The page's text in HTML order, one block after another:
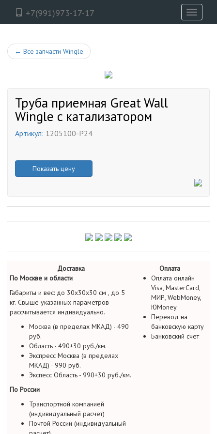
+7(991)973-17-17
Toggle
← Все запчасти Wingle
Труба приемная Great Wall
Wingle c катализатором
Артикул: 1205100-P24
Показать цену
Доставка
Оплата
По Москве и области
Габариты и вес: до 30х30х30 см , до 5
кг. Свыше указанных параметров
рассчитывается индивидуально.
Москва (в пределах МКАД) - 490
руб.
Область - 490+30 руб./км.
Экспресс Москва (в пределах
МКАД) - 990 руб.
Экспесс Область - 990+30 руб./км.
По России
Транспортной компанией
(индивидуальный расчет)
Почтой России (индивидуальный
Оплата онлайн
Visa, MasterCard,
МИР, WebMoney,
ЮMoney
Перевод на
банковскую карту
Банковский счет